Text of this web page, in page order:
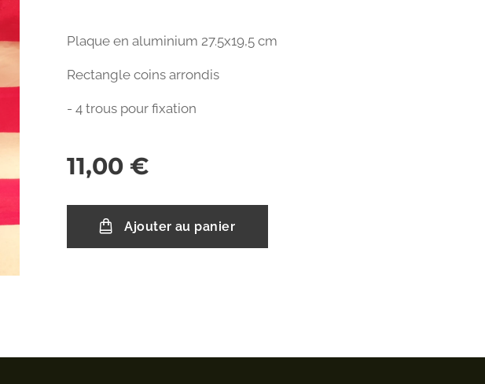
Plaque en aluminium 27.5x19,5 cm
Rectangle coins arrondis
- 4 trous pour fixation
11,00 €
Ajouter au panier